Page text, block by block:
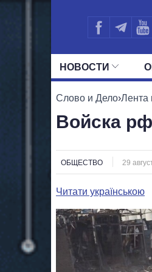
НОВОСТИ
Слово и Дело›Лента
Войска
ОБЩЕСТВО 29
Читати українською